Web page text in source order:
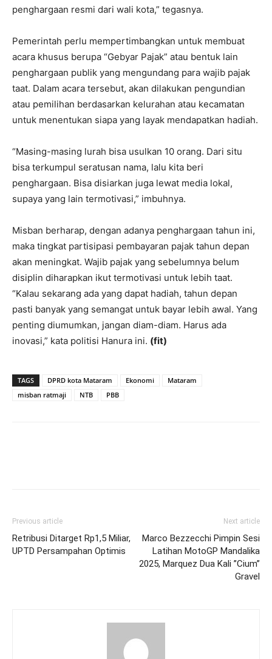
penghargaan resmi dari wali kota,” tegasnya.
Pemerintah perlu mempertimbangkan untuk membuat
acara khusus berupa “Gebyar Pajak” atau bentuk lain
penghargaan publik yang mengundang para wajib pajak
taat. Dalam acara tersebut, akan dilakukan pengundian
atau pemilihan berdasarkan kelurahan atau kecamatan
untuk menentukan siapa yang layak mendapatkan hadiah.
“Masing-masing lurah bisa usulkan 10 orang. Dari situ
bisa terkumpul seratusan nama, lalu kita beri
penghargaan. Bisa disiarkan juga lewat media lokal,
supaya yang lain termotivasi,” imbuhnya.
Misban berharap, dengan adanya penghargaan tahun ini,
maka tingkat partisipasi pembayaran pajak tahun depan
akan meningkat. Wajib pajak yang sebelumnya belum
disiplin diharapkan ikut termotivasi untuk lebih taat.
“Kalau sekarang ada yang dapat hadiah, tahun depan
pasti banyak yang semangat untuk bayar lebih awal. Yang
penting diumumkan, jangan diam-diam. Harus ada
inovasi,” kata politisi Hanura ini. (fit)
TAGS DPRD kota Mataram Ekonomi
Mataram
misban ratmaji
NTB PBB
Previous article
Retribusi Ditarget Rp1,5 Miliar,
UPTD Persampahan Optimis
Next article
Marco Bezzecchi Pimpin Sesi
Latihan MotoGP Mandalika
2025, Marquez Dua Kali ’’Cium’’
Gravel